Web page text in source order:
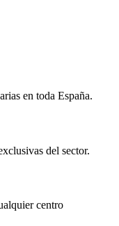
en toda España.
del sector.
centro